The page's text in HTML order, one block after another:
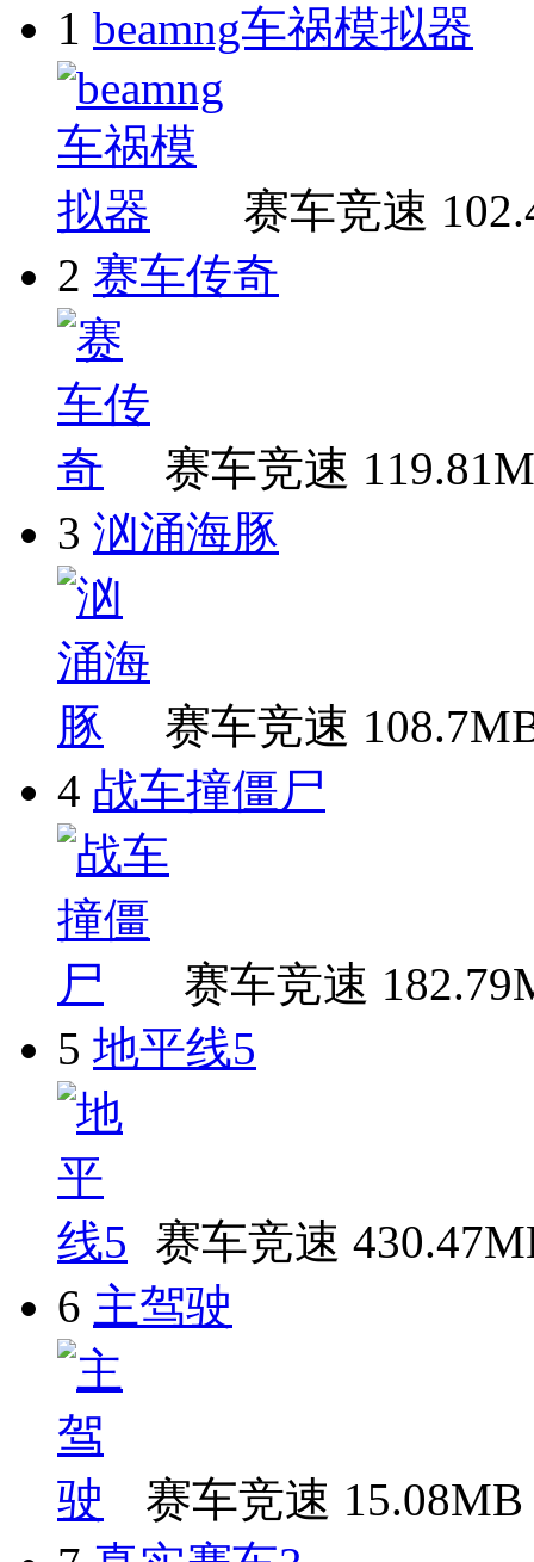
1 beamng车祸模拟器
赛车竞速
2 赛车传奇
赛车竞速
3 汹涌海豚
赛车竞速
4 战车撞僵尸
赛车竞速
5 地平线5
赛车竞速
6 主驾驶
赛车竞速 15.08MB